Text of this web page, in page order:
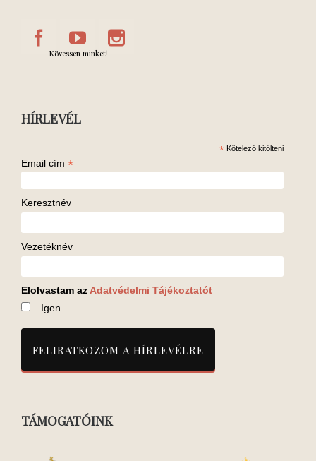
Kövessen minket!
HÍRLEVÉL
* Kötelező kitölteni
Email cím *
Keresztnév
Vezetéknév
Elolvastam az Adatvédelmi Tájékoztatót
Igen
TÁMOGATÓINK